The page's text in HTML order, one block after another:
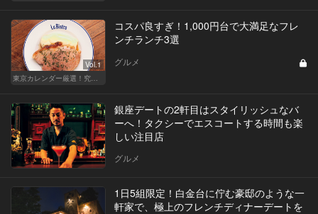
Vol.1
コスパ良すぎ！1,000円台で大満足なフレ
ンチランチ3選
グルメ
銀座デートの2軒目はスタイリッシュなバ
ーへ！タクシーでエスコートする時間も楽
しい注目店
グルメ
1日5組限定！白金台に佇む豪邸のような一
軒家で、極上のフレンチディナーデートを